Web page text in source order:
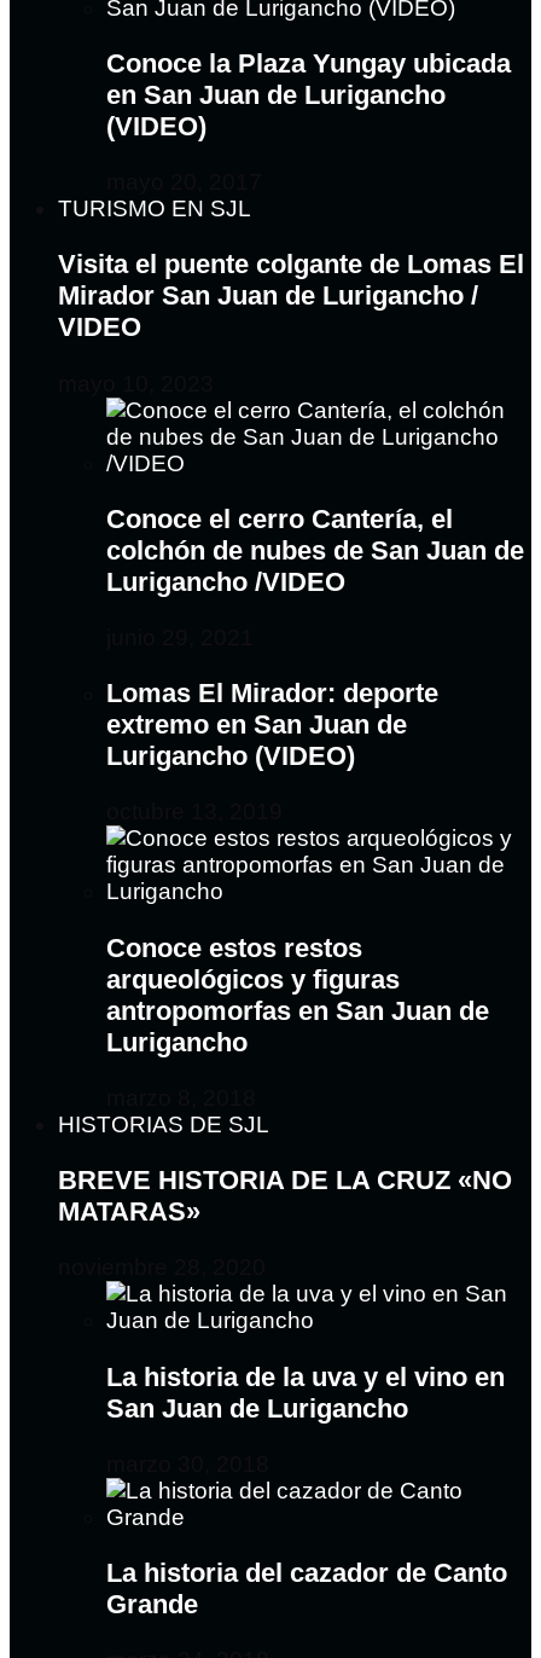
Conoce la Plaza Yungay ubicada
en San Juan de Lurigancho
(VIDEO)
TURISMO EN SJL
Visita el puente colgante de Lomas El
Mirador San Juan de Lurigancho /
VIDEO
Conoce el cerro Cantería, el
colchón de nubes de San Juan de
Lurigancho /VIDEO
Lomas El Mirador: deporte
extremo en San Juan de
Lurigancho (VIDEO)
Conoce estos restos
arqueológicos y figuras
antropomorfas en San Juan de
Lurigancho
HISTORIAS DE SJL
BREVE HISTORIA DE LA CRUZ «NO
MATARAS»
La historia de la uva y el vino en
San Juan de Lurigancho
La historia del cazador de Canto
Grande